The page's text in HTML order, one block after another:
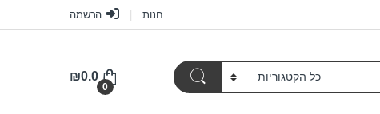
חנות הרשמה
0
₪0.0